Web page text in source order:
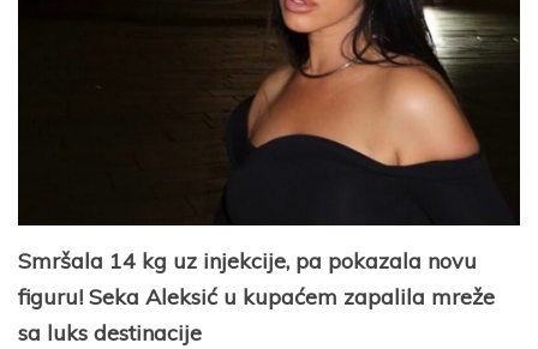
Smršala 14 kg uz injekcije, pa pokazala novu
figuru! Seka Aleksić u kupaćem zapalila mreže
sa luks destinacije